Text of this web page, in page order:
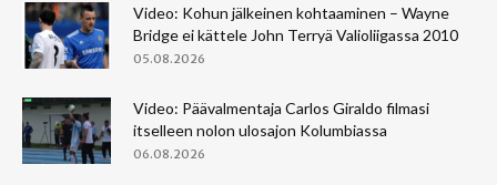
Video: Kohun jälkeinen kohtaaminen – Wayne
Bridge ei kättele John Terryä Valioliigassa 2010
05.08.2026
Video: Päävalmentaja Carlos Giraldo filmasi
itselleen nolon ulosajon Kolumbiassa
06.08.2026